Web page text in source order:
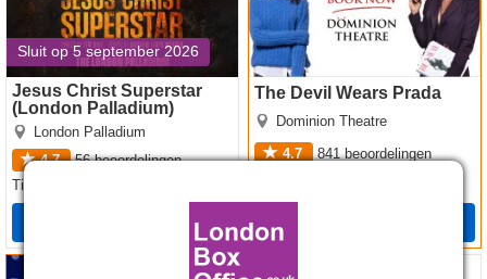
Sluit op 5 september 2026
Jesus Christ Superstar
(London Palladium)
London Palladium
4.7
56beoordelingen
Tickets
The Devil Wears Prada
Dominion Theatre
4.7
841beoordelingen
Sinatra the Musical tickets